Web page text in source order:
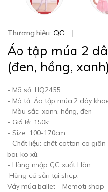
Thương hiệu: QC
Áo tập múa 2
(đen, hồng, xanh)
- Mã số: HQ2455
- Mô tả: Áo tập múa 2 dây
- Màu sắc: xanh, hồng, đen
- Giá lẻ: 150k
- Size: 100-170cm
- Chất liệu: chất cotton co
bai, ko xù.
- Hàng nhập QC xuất Hàn
Hàng có sẵn tại shop:
Váy múa ballet - Memoti shop